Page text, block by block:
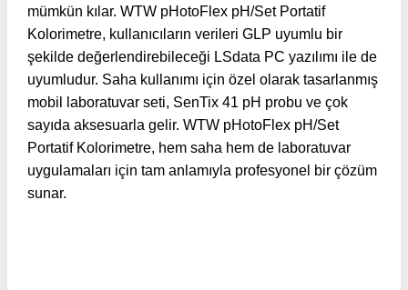
mümkün kılar. WTW pHotoFlex pH/Set Portatif
Kolorimetre, kullanıcıların verileri GLP uyumlu bir
şekilde değerlendirebileceği LSdata PC yazılımı ile de
uyumludur. Saha kullanımı için özel olarak tasarlanmış
mobil laboratuvar seti, SenTix 41 pH probu ve çok
sayıda aksesuarla gelir. WTW pHotoFlex pH/Set
Portatif Kolorimetre, hem saha hem de laboratuvar
uygulamaları için tam anlamıyla profesyonel bir çözüm
sunar.